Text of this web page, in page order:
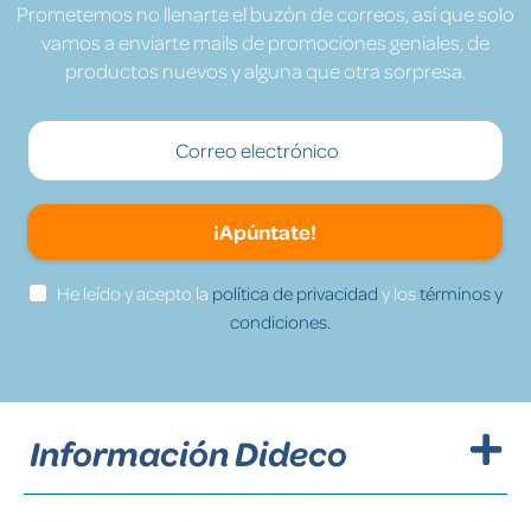
Prometemos no llenarte el buzón de correos, así que solo
vamos a enviarte mails de promociones geniales, de
productos nuevos y alguna que otra sorpresa.
¡Apúntate!
He leído y acepto la política de privacidad y lostérminos y
condiciones.
Información Dideco